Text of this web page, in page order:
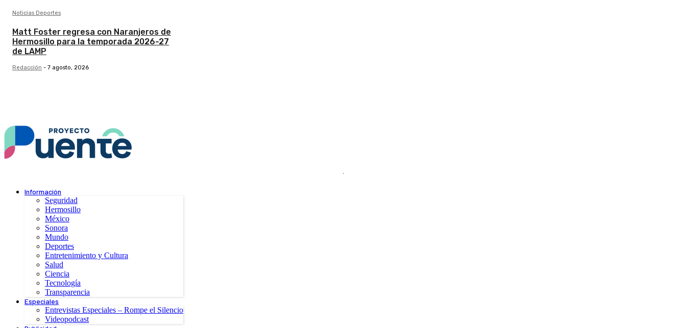
Noticias Deportes
Matt Foster regresa con Naranjeros de
Hermosillo para la temporada 2026-27
de LAMP
Redacción - 7 agosto, 2026
.
Información
Seguridad
Hermosillo
México
Sonora
Mundo
Deportes
Entretenimiento y Cultura
Salud
Ciencia
Tecnología
Transparencia
Especiales
Entrevistas Especiales – Rompe el Silencio
Videopodcast